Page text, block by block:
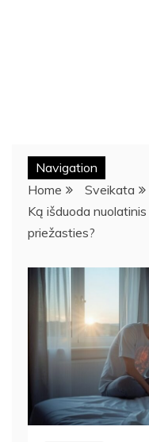
Navigation
Home
Sveikata
Ką išduoda
priežasties?